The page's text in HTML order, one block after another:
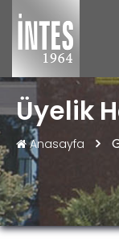
Üyelik
Anasayfa